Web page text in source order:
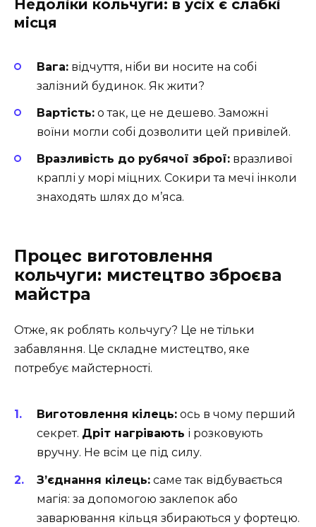
Недоліки кольчуги: в усіх є слабкі
місця
Вага: відчуття, ніби ви носите на собі
залізний будинок. Як жити?
Вартість: о так, це не дешево. Заможні
воїни могли собі дозволити цей привілей.
Вразливість до рубячої зброї: вразливої
краплі у морі міцних. Сокири та мечі інколи
знаходять шлях до м’яса.
Процес виготовлення
кольчуги: мистецтво зброєва
майстра
Отже, як роблять кольчугу? Це не тільки
забавляння. Це складне мистецтво, яке
потребує майстерності.
Виготовлення кілець: ось в чому перший
секрет. Дріт нагрівають і розковують
вручну. Не всім це під силу.
З’єднання кілець: саме так відбувається
магія: за допомогою заклепок або
заварювання кільця збираються у фортецю.